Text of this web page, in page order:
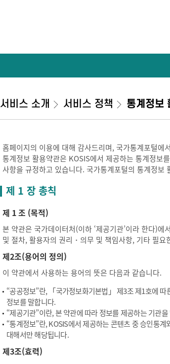
서비스 소개 서비스 정책 통계정보
홈페이지의 이용에 대해 감사드리며, 국가통계포털
통계정보 활용약관은 KOSIS에서 제공하는 통계정보
사항을 규정하고 있습니다. 국가통계포털의 통계정보
제 1 장 총칙
제 1 조 (목적)
본 약관은 국가데이터처(이하 ‘제공기관’이라 한다)
및 절차, 활용자의 권리・의무 및 책임사항, 기타 필
제2조(용어의 정의)
이 약관에서 사용하는 용어의 뜻은 다음과 같습니다.
“공공정보”란, 「국가정보화기본법」 제3조 제1호에
정보를 말합니다.
“제공기관”이란, 본 약관에 따라 정보를 제공하는 기관
“통계정보”란, KOSIS에서 제공하는 콘텐츠 중 승인통
대해서만 해당됩니다.
제3조(효력)